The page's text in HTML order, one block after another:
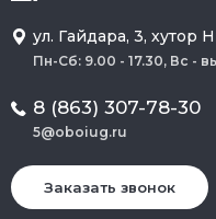
ул. Гайдара, 3,
Пн-Сб: 9.00 - 17.30, Вс -
8 (863) 307-78-30
5@oboiug.ru
Заказать звонок